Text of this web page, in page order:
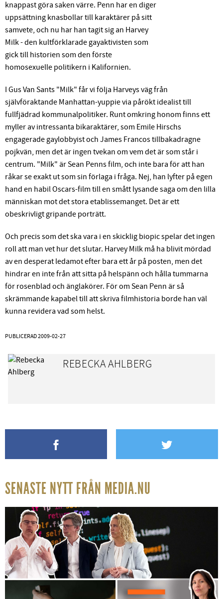
knappast göra saken värre. Penn har en diger
uppsättning knasbollar till karaktärer på sitt
samvete, och nu har han tagit sig an Harvey
Milk - den kultförklarade gayaktivisten som
gick till historien som den förste
homosexuelle politikern i Kalifornien.
I Gus Van Sants "Milk" får vi följa Harveys väg från
självföraktande Manhattan-yuppie via pårökt idealist till
fullfjädrad kommunalpolitiker. Runt omkring honom finns ett
myller av intressanta bikaraktärer, som Emile Hirschs
engagerade gaylobbyist och James Francos tillbakadragne
pojkvän, men det är ingen tvekan om vem det är som står i
centrum. "Milk" är Sean Penns film, och inte bara för att han
råkar se exakt ut som sin förlaga i fråga. Nej, han lyfter på egen
hand en habil Oscars-film till en smått lysande saga om den lilla
människan mot det stora etablissemanget. Det är ett
obeskrivligt gripande porträtt.
Och precis som det ska vara i en skicklig biopic spelar det ingen
roll att man vet hur det slutar. Harvey Milk må ha blivit mördad
av en desperat ledamot efter bara ett år på posten, men det
hindrar en inte från att sitta på helspänn och hålla tummarna
för rosenblad och änglakörer. För om Sean Penn är så
skrämmande kapabel till att skriva filmhistoria borde han väl
kunna revidera vad som helst.
PUBLICERAD2009-02-27
REBECKA AHLBERG
SENASTE NYTT FRÅN MEDIA.NU